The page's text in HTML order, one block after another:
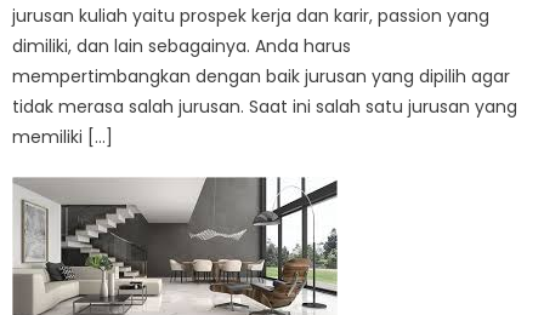
jurusan kuliah yaitu prospek kerja dan karir, passion yang
dimiliki, dan lain sebagainya. Anda harus
mempertimbangkan dengan baik jurusan yang dipilih agar
tidak merasa salah jurusan. Saat ini salah satu jurusan yang
memiliki […]